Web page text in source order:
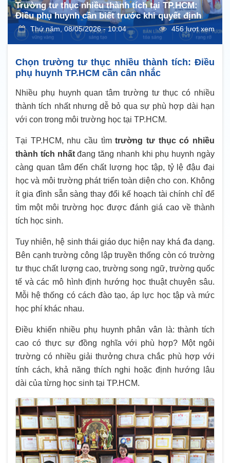
Trường tư thục nhiều thành tích tại TP.HCM:
Điều phụ huynh cần biết trước khi quyết định
Thứ năm, 08/05/2026 - 10:04 456 lượt xem
Chọn trường tư thục nhiều thành tích: Điều
phụ huynh TP.HCM cần cân nhắc
Nhiều phụ huynh quan tâm trường tư thục có nhiều
thành tích nhất nhưng dễ bỏ qua sự phù hợp dài hạn
với con trong môi trường học tại TP.HCM.
Tại TP.HCM, nhu cầu tìmtrường tư thục có nhiều
thành tích nhấtđang tăng nhanh khi phụ huynh ngày
càng quan tâm đến chất lượng học tập, tỷ lệ đậu đại
học và môi trường phát triển toàn diện cho con. Không
ít gia đình sẵn sàng thay đổi kế hoạch tài chính chỉ để
tìm một môi trường học được đánh giá cao về thành
tích học sinh.
Tuy nhiên, hệ sinh thái giáo dục hiện nay khá đa dạng.
Bên cạnh trường công lập truyền thống còn có trường
tư thục chất lượng cao, trường song ngữ, trường quốc
tế và các mô hình định hướng học thuật chuyên sâu.
Mỗi hệ thống có cách đào tạo, áp lực học tập và mức
học phí khác nhau.
Điều khiến nhiều phụ huynh phân vân là: thành tích
cao có thực sự đồng nghĩa với phù hợp? Một ngôi
trường có nhiều giải thưởng chưa chắc phù hợp với
tính cách, khả năng thích nghi hoặc định hướng lâu
dài của từng học sinh tại TP.HCM.